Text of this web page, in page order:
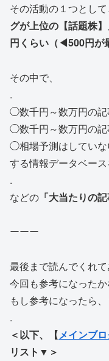
その活動の１つとして
グが上位の【話題株
円くらい（◀500円が
その中で、
.
◯数千円～数万円の記
◯数千円～数万円の記
◯相場予測はしていな
する情報データベース
.
などの 「大当たりの記
ーーー
最後まで読んでくれ
今回も参考になったか
もし参考になったら
.
＜以下、【メインブ
リスト▼＞